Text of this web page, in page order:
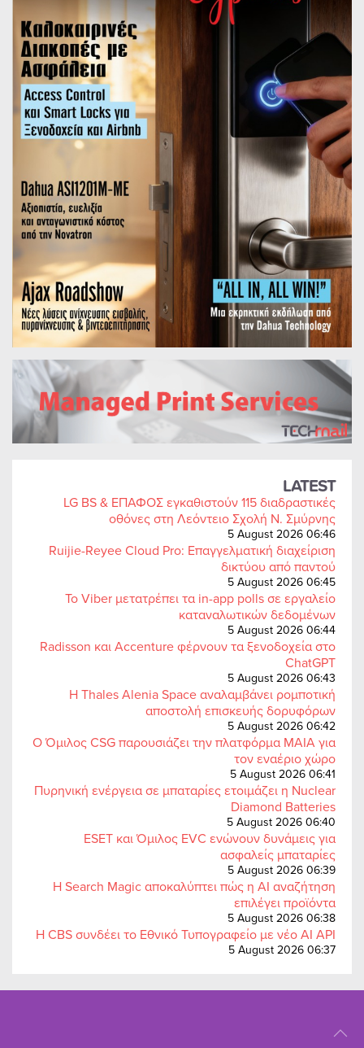
LATEST
LG BS & ΕΠΑΦΟΣ εγκαθιστούν 115 διαδραστικές
οθόνες στη Λεόντειο Σχολή Ν. Σμύρνης
5 August 2026 06:46
Ruijie-Reyee Cloud Pro: Επαγγελματική διαχείριση
δικτύου από παντού
5 August 2026 06:45
Το Viber μετατρέπει τα in-app polls σε εργαλείο
καταναλωτικών δεδομένων
5 August 2026 06:44
Radisson και Accenture φέρνουν τα ξενοδοχεία στο
ChatGPT
5 August 2026 06:43
Η Thales Alenia Space αναλαμβάνει ρομποτική
αποστολή επισκευής δορυφόρων
5 August 2026 06:42
Ο Όμιλος CSG παρουσιάζει την πλατφόρμα MAIA για
τον εναέριο χώρο
5 August 2026 06:41
Πυρηνική ενέργεια σε μπαταρίες ετοιμάζει η Nuclear
Diamond Batteries
5 August 2026 06:40
ESET και Όμιλος EVC ενώνουν δυνάμεις για
ασφαλείς μπαταρίες
5 August 2026 06:39
Η Search Magic αποκαλύπτει πώς η AI αναζήτηση
επιλέγει προϊόντα
5 August 2026 06:38
Η CBS συνδέει το Εθνικό Τυπογραφείο με νέο AI API
5 August 2026 06:37